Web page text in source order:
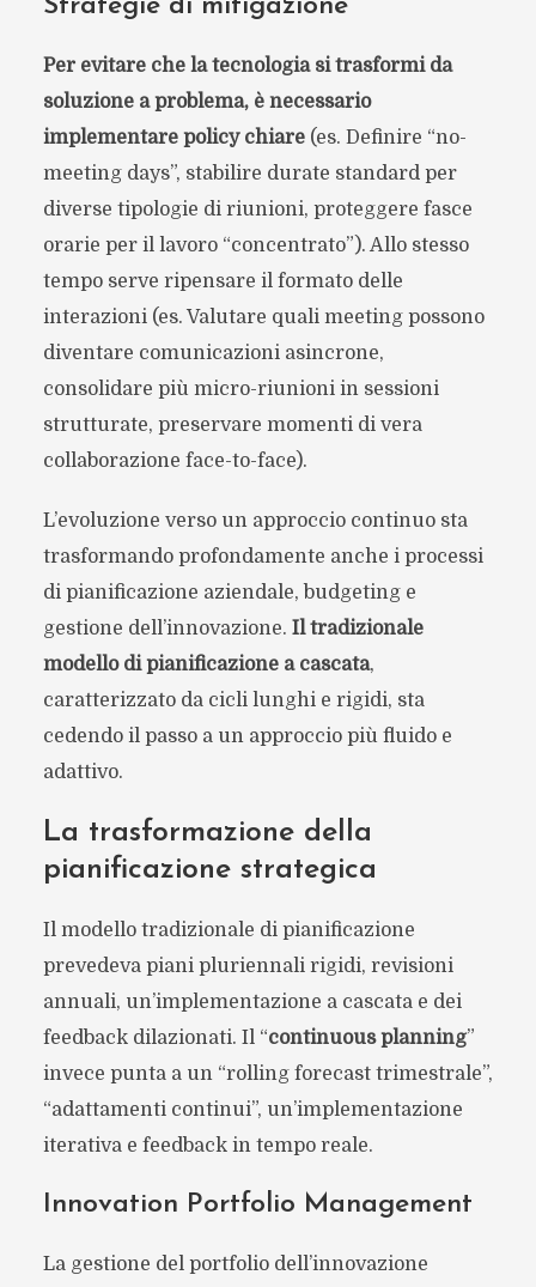
Strategie di mitigazione
Per evitare che la tecnologia si trasformi da
soluzione a problema, è necessario
implementare policy chiare (es. Definire “no-
meeting days”, stabilire durate standard per
diverse tipologie di riunioni, proteggere fasce
orarie per il lavoro “concentrato”). Allo stesso
tempo serve ripensare il formato delle
interazioni (es. Valutare quali meeting possono
diventare comunicazioni asincrone,
consolidare più micro-riunioni in sessioni
strutturate, preservare momenti di vera
collaborazione face-to-face).
L’evoluzione verso un approccio continuo sta
trasformando profondamente anche i processi
di pianificazione aziendale, budgeting e
gestione dell’innovazione. Il tradizionale
modello di pianificazione a cascata,
caratterizzato da cicli lunghi e rigidi, sta
cedendo il passo a un approccio più fluido e
adattivo.
La trasformazione della
pianificazione strategica
Il modello tradizionale di pianificazione
prevedeva piani pluriennali rigidi, revisioni
annuali, un’implementazione a cascata e dei
feedback dilazionati. Il “continuous planning”
invece punta a un “rolling forecast trimestrale”,
“adattamenti continui”, un’implementazione
iterativa e feedback in tempo reale.
Innovation Portfolio Management
La gestione del portfolio dell’innovazione